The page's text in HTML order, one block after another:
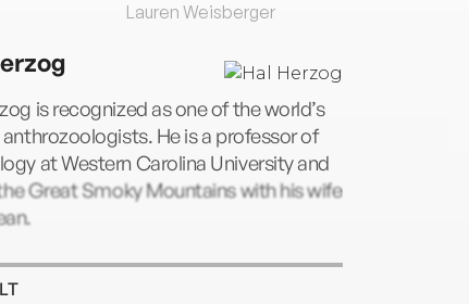
Lauren Weisberger
is recognized as one of the world’s
He is a professor of
at Western Carolina University and
Great Smoky Mountains with his wife